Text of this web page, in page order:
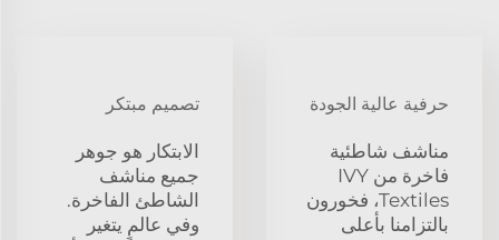
حرفية عالية الجودة
مناشف شاطئية
فاخرة من IVY
Textiles، فخورون
بالتزامنا بأعلى
تصميم مبتكر
الابتكار هو جوهر
جميع مناشف
الشاطئ الفاخرة.
وفي عالمٍ يتغير